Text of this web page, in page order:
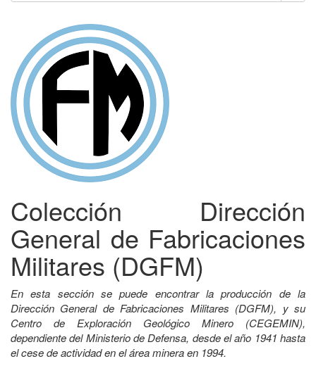
Colección Dirección
General de Fabricaciones
Militares (DGFM)
En esta sección se puede encontrar la producción de la
Dirección General de Fabricaciones Militares (DGFM), y su
Centro de Exploración Geológico Minero (CEGEMIN),
dependiente del Ministerio de Defensa, desde el año 1941 hasta
el cese de actividad en el área minera en 1994.